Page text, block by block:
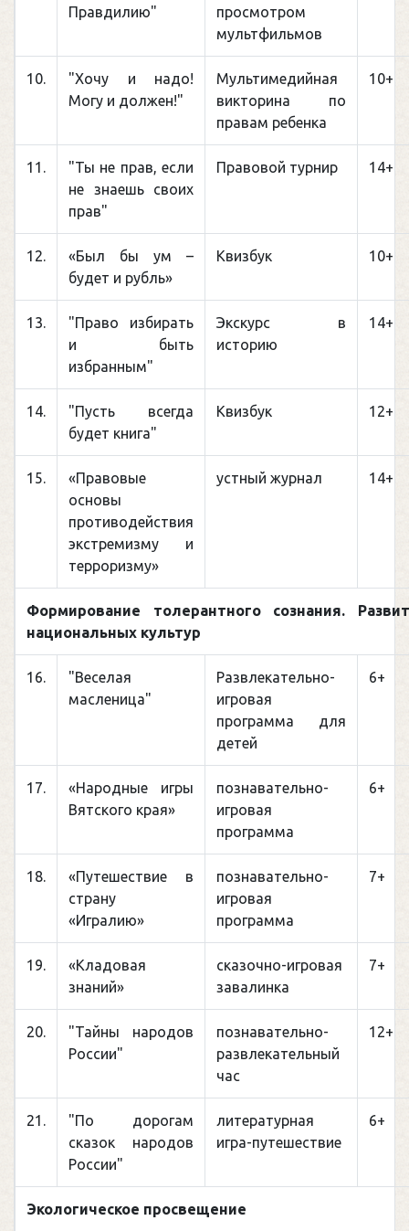
Правдилию"
просмотром
мультфильмов
10.
"Хочу и надо!
Могу и должен!"
Мультимедийная
викторина по
правам ребенка
10+
11.
"Ты не прав, если
не знаешь своих
прав"
Правовой турнир 14+
12.
«Был бы ум –
будет и рубль»
Квизбук 10+
13.
"Право избирать
и быть
избранным"
Экскурс в
историю
14+
14.
"Пусть всегда
будет книга"
Квизбук 12+
15.
«Правовые
основы
противодействия
экстремизму и
терроризму»
устный журнал 14+
Формирование толерантного сознания.
национальных культур
16.
"Веселая
масленица"
Развлекательно-
игровая
программа для
детей
6+
17.
«Народные игры
Вятского края»
познавательно-
игровая
программа
6+
18.
«Путешествие в
страну
«Игралию»
познавательно-
игровая
программа
7+
19.
«Кладовая
знаний»
сказочно-игровая
завалинка
7+
20.
"Тайны народов
России"
познавательно-
развлекательный
час
12+
21.
"По дорогам
сказок народов
России"
литературная
игра-путешествие
6+
Экологическое просвещение